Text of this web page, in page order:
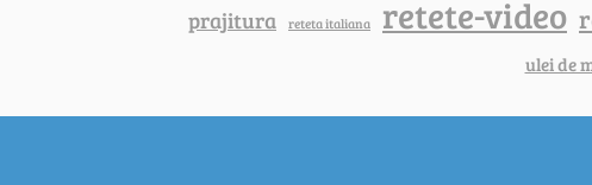
prajitura reteta italiana retete-video
ulei de